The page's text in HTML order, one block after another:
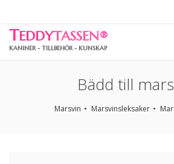
TEDDYTASSEN®
KANINER - TILLBEHÖR - KUNSKAP
Bädd till
Marsvin Marsvinsleksaker